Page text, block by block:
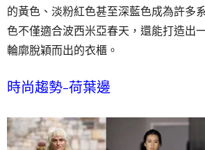
的黃色、淡粉紅色甚至深藍色成為許多
色不僅適合波西米亞春天，還能打造出
輪廓脫穎而出的衣櫃。
時尚趨勢-荷葉邊